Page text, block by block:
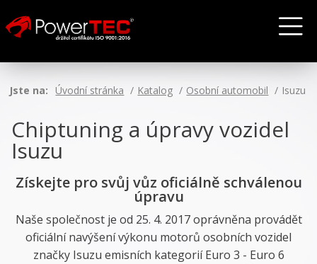
Jste na: Úvodní stránka Katalog Osobní automobil Isuzu
Chiptuning a úpravy vozidel
Isuzu
Získejte pro svůj vůz oficiálně schválenou
úpravu
Naše společnost je od 25. 4. 2017 oprávněna provádět
oficiální navýšení výkonu motorů osobních vozidel
značky Isuzu emisních kategorií Euro 3 - Euro 6